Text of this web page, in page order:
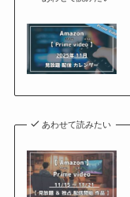
あわせて読みたい